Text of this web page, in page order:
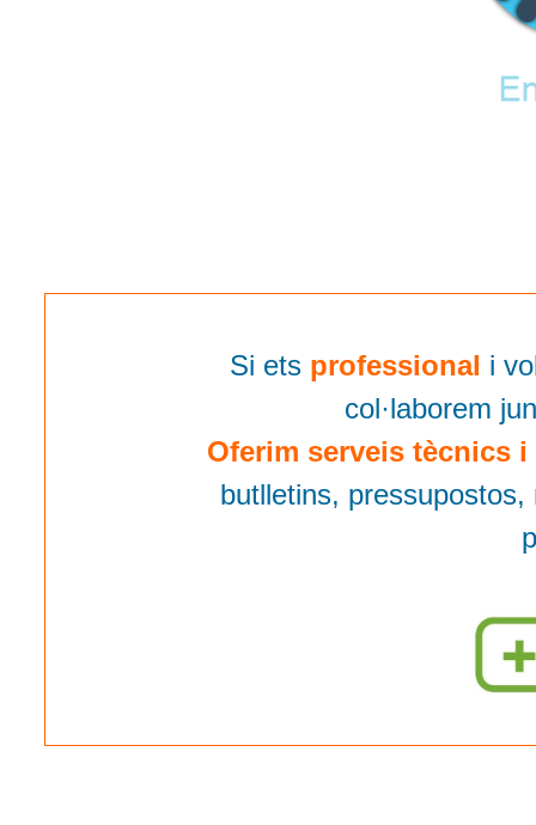
Si ets professional i
col·laborem
Oferim serveis tècnics
butlletins,